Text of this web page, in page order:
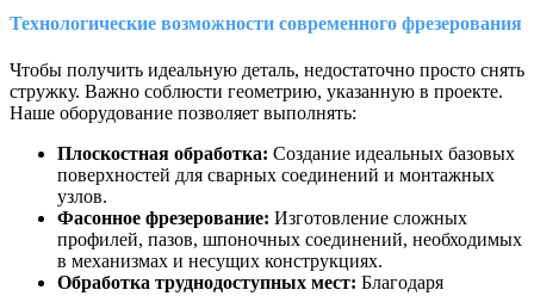
Технологические возможности современного фрезерования
Чтобы получить идеальную деталь, недостаточно просто снять
стружку. Важно соблюсти геометрию, указанную в проекте.
Наше оборудование позволяет выполнять:
Плоскостная обработка: Создание идеальных базовых
поверхностей для сварных соединений и монтажных
узлов.
Фасонное фрезерование: Изготовление сложных
профилей, пазов, шпоночных соединений, необходимых
в механизмах и несущих конструкциях.
Обработка труднодоступных мест: Благодаря